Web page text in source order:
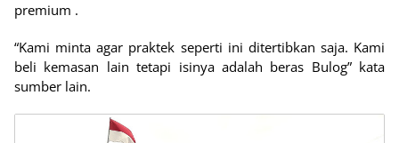
premium .
“Kami minta agar praktek seperti ini ditertibkan saja. Kami
beli kemasan lain tetapi isinya adalah beras Bulog” kata
sumber lain.